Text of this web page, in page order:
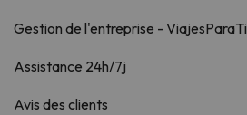
Gestion de l'entreprise - ViajesParaTi
Assistance 24h/7j
Avis des clients